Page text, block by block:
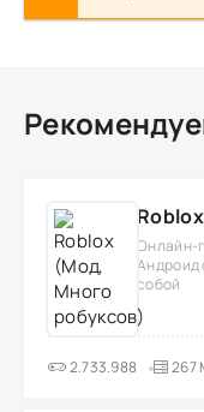
Онлайн-
Андроид
собой
2.733.988 267